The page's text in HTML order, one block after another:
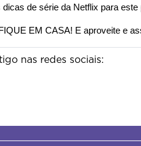
de série da Netflix para
EM CASA! E aproveite e
nas redes sociais: